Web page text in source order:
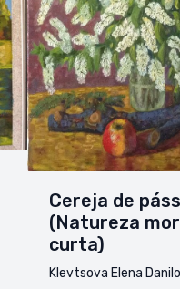
Cereja de
(Natureza
curta)
Klevtsova Elena